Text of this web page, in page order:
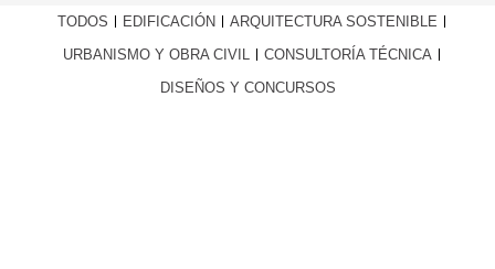
TODOS EDIFICACIÓN
ARQUITECTURA SOSTENIBLE
URBANISMO Y OBRA CIVIL
CONSULTORÍA TÉCNICA
DISEÑOS Y CONCURSOS